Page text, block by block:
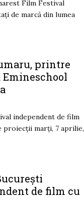
Film Festival
de marcă din lumea
printre
independent de film
proiecții marți, 7 aprilie,
de film cu